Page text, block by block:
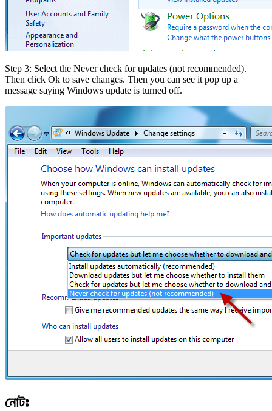
Step 3: Select the Never check for updates (not recommended).
Then click Ok to save changes. Then you can see it pop up a
message saying Windows update is turned off.
নোটঃ